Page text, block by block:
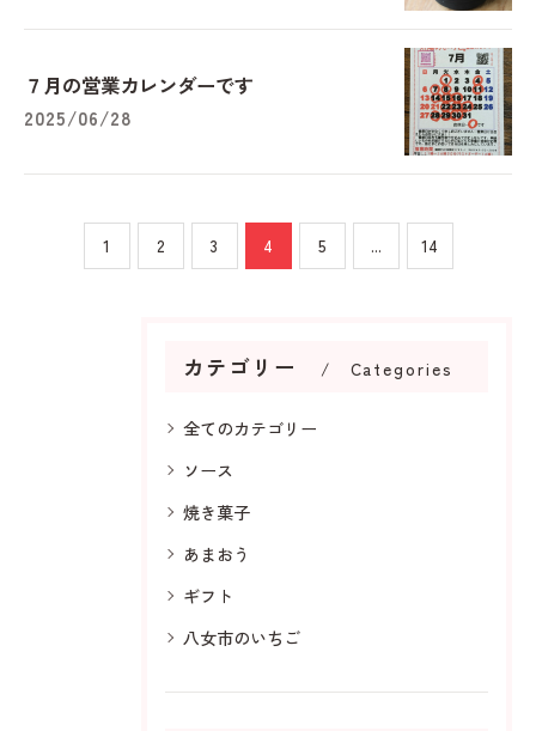
７月の営業カレンダーです
2025/06/28
1 2 3 4 5 ... 14
カテゴリー Categories
全てのカテゴリー
ソース
焼き菓子
あまおう
ギフト
八女市のいちご